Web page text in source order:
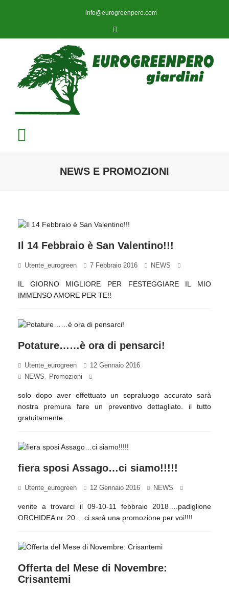
info@eurogreenpero.com
Toggle
navigation
NEWS E PROMOZIONI
Il 14 Febbraio è San Valentino!!!
Utente_eurogreen 7 Febbraio 2016 NEWS
IL GIORNO MIGLIORE PER FESTEGGIARE IL MIO
IMMENSO AMORE PER TE!!
Potature……è ora di pensarci!
Utente_eurogreen
12 Gennaio 2016
NEWS
Promozioni
solo dopo aver effettuato un sopraluogo accurato sarà
nostra premura fare un preventivo dettagliato. il tutto
gratuitamente .
fiera sposi Assago…ci siamo!!!!!
Utente_eurogreen 12 Gennaio 2016 NEWS
venite a trovarci il 09-10-11 febbraio 2018….padiglione
ORCHIDEA nr. 20….ci sarà una promozione per voi!!!!
Offerta del Mese di Novembre:
Crisantemi